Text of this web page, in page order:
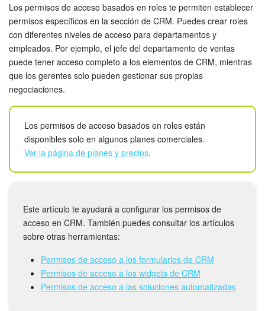
Proyectos con IA
CoPilot - IA en Bitrix24
CRM
Contact center
Sales center
BI Builder
Bitrix24 Market
Sitios web
Los permisos de acceso basados en roles te permiten establecer
permisos específicos en la sección de CRM. Puedes crear roles
con diferentes niveles de acceso para departamentos y
empleados. Por ejemplo, el jefe del departamento de ventas
puede tener acceso completo a los elementos de CRM, mientras
que los gerentes solo pueden gestionar sus propias
negociaciones.
Los permisos de acceso basados en roles están
disponibles solo en algunos planes comerciales.
Ver la página de planes y precios.
Este artículo te ayudará a configurar los permisos de
acceso en CRM. También puedes consultar los artículos
sobre otras herramientas:
Permisos de acceso a los formularios de CRM
Permisos de acceso a los widgets de CRM
Permisos de acceso a las soluciones automatizadas